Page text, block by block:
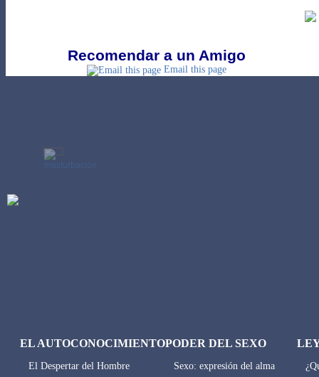
Recomendar a un Amigo
Email this page
EL AUTOCONOCIMIENTO
El Despertar del Hombre
PODER DEL SEXO
Sexo: expresión del alma